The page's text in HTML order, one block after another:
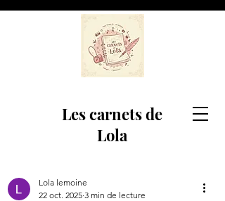
Les carnets de
Lola
Lola lemoine
22 oct. 2025 3 min de lecture